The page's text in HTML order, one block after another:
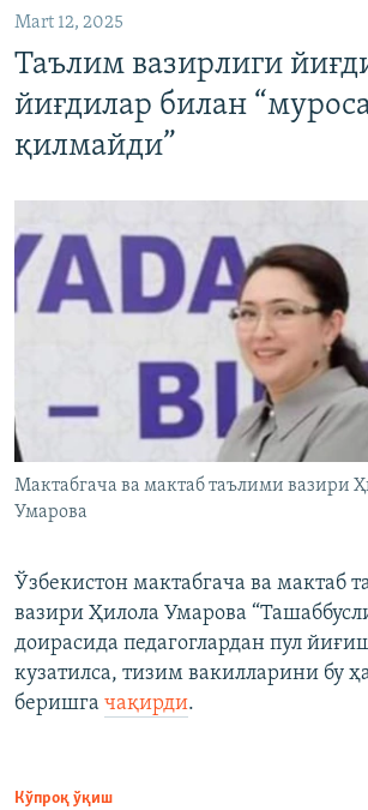
Mart 12, 2025
Таълим вазирлиги
йиғдилар билан
қилмайди”
Мактабгача ва мактаб таълими вазири
Умарова
Ўзбекистон мактабгача ва мактаб
вазири Ҳилола Умарова
доирасида педагоглардан пул
кузатилса, тизим вакилларини бу
беришга чақирди.
Кўпроқ ўқиш